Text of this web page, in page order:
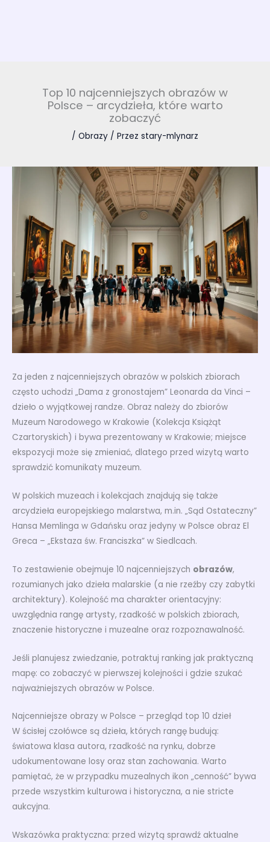
Top 10 najcenniejszych obrazów w
Polsce – arcydzieła, które warto
zobaczyć
/ Obrazy / Przez stary-mlynarz
Za jeden z najcenniejszych obrazów w polskich zbiorach
często uchodzi „Dama z gronostajem” Leonarda da Vinci –
dzieło o wyjątkowej randze. Obraz należy do zbiorów
Muzeum Narodowego w Krakowie (Kolekcja Książąt
Czartoryskich) i bywa prezentowany w Krakowie; miejsce
ekspozycji może się zmieniać, dlatego przed wizytą warto
sprawdzić komunikaty muzeum.
W polskich muzeach i kolekcjach znajdują się także
arcydzieła europejskiego malarstwa, m.in. „Sąd Ostateczny”
Hansa Memlinga w Gdańsku oraz jedyny w Polsce obraz El
Greca – „Ekstaza św. Franciszka” w Siedlcach.
To zestawienie obejmuje 10 najcenniejszych obrazów,
rozumianych jako dzieła malarskie (a nie rzeźby czy zabytki
architektury). Kolejność ma charakter orientacyjny:
uwzględnia rangę artysty, rzadkość w polskich zbiorach,
znaczenie historyczne i muzealne oraz rozpoznawalność.
Jeśli planujesz zwiedzanie, potraktuj ranking jak praktyczną
mapę: co zobaczyć w pierwszej kolejności i gdzie szukać
najważniejszych obrazów w Polsce.
Najcenniejsze obrazy w Polsce – przegląd top 10 dzieł
W ścisłej czołówce są dzieła, których rangę budują:
światowa klasa autora, rzadkość na rynku, dobrze
udokumentowane losy oraz stan zachowania. Warto
pamiętać, że w przypadku muzealnych ikon „cenność” bywa
przede wszystkim kulturowa i historyczna, a nie stricte
aukcyjna.
Wskazówka praktyczna: przed wizytą sprawdź aktualne